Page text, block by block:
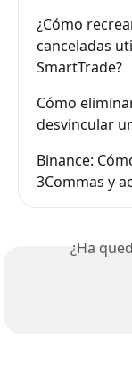
¿Cómo
canceladas
SmartTrade?
Cómo
desvincular
Binance:
3Commas y
¿Ha